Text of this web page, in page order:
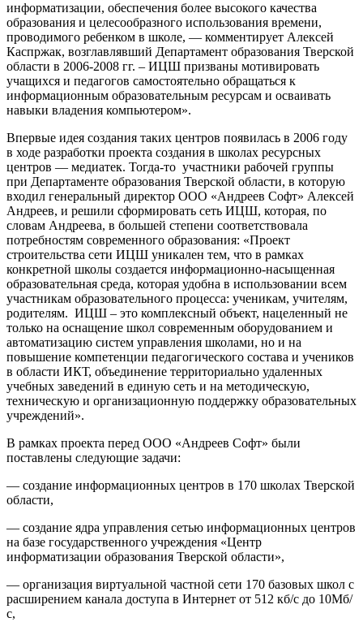
информатизации, обеспечения более высокого качества
образования и целесообразного использования времени,
проводимого ребенком в школе, — комментирует Алексей
Каспржак, возглавлявший Департамент образования Тверской
области в 2006-2008 гг. – ИЦШ призваны мотивировать
учащихся и педагогов самостоятельно обращаться к
информационным образовательным ресурсам и осваивать
навыки владения компьютером».
Впервые идея создания таких центров появилась в 2006 году
в ходе разработки проекта создания в школах ресурсных
центров — медиатек. Тогда-то участники рабочей группы
при Департаменте образования Тверской области, в которую
входил генеральный директор ООО «Андреев Софт» Алексей
Андреев, и решили сформировать сеть ИЦШ, которая, по
словам Андреева, в большей степени соответствовала
потребностям современного образования: «Проект
строительства сети ИЦШ уникален тем, что в рамках
конкретной школы создается информационно-насыщенная
образовательная среда, которая удобна в использовании всем
участникам образовательного процесса: ученикам, учителям,
родителям. ИЦШ – это комплексный объект, нацеленный не
только на оснащение школ современным оборудованием и
автоматизацию систем управления школами, но и на
повышение компетенции педагогического состава и учеников
в области ИКТ, объединение территориально удаленных
учебных заведений в единую сеть и на методическую,
техническую и организационную поддержку образовательных
учреждений».
В рамках проекта перед ООО «Андреев Софт» были
поставлены следующие задачи:
— создание информационных центров в 170 школах Тверской
области,
— создание ядра управления сетью информационных центров
на базе государственного учреждения «Центр
информатизации образования Тверской области»,
— организация виртуальной частной сети 170 базовых школ с
расширением канала доступа в Интернет от 512 кб/с до 10Мб/
с,